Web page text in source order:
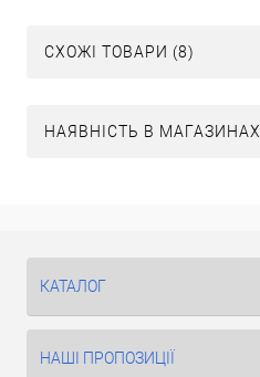
СХОЖІ ТОВАРИ (8)
НАЯВНІСТЬ В МАГАЗИНАХ
КАТАЛОГ
НАШІ ПРОПОЗИЦІЇ